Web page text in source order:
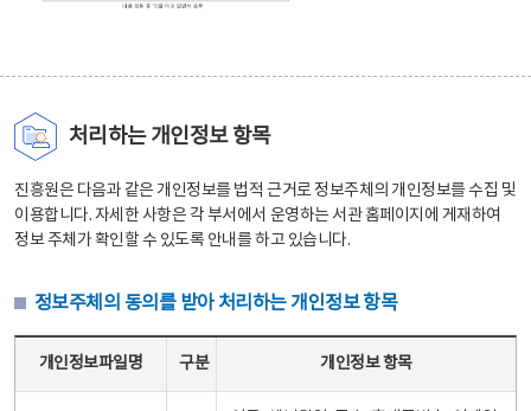
처리하는 개인정보 항목
진흥원은 다음과 같은 개인정보를 법적 근거로 정보주체의 개인정보를 수집 및
이용합니다. 자세한 사항은 각 부서에서 운영하는 서관 홈페이지에 게재하여
정보 주체가 확인할 수 있도록 안내를 하고 있습니다.
정보주체의 동의를 받아 처리하는 개인정보 항목
개인정보파일명 구분 개인정보 항목